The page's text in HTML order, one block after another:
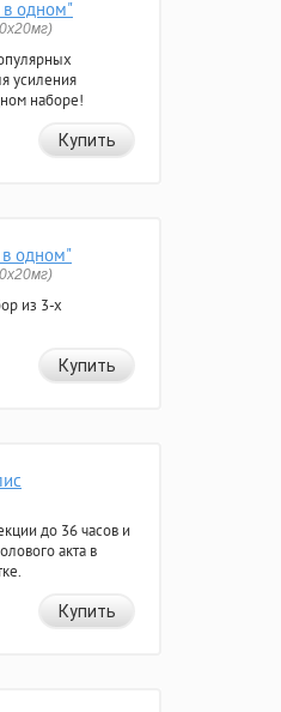
в одном"
усиления
наборе!
Купить
одном"
из 3-х
Купить
до 36 часов и
акта в
Купить